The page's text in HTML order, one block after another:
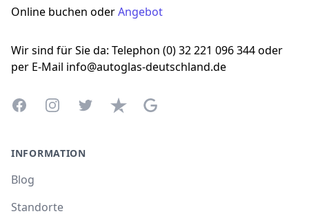
Online buchen oderAngebot
Wir sind für Sie da: Telephon (0) 32 221 096 344 oder
per E-Mail info@autoglas-deutschland.de
FacebookInstagramTwitterTrustpilotGoogle Business Profile
INFORMATION
Blog
Standorte